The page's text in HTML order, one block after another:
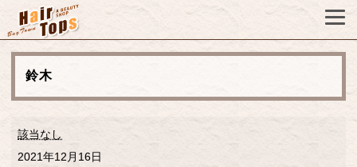
鈴木
木該当なし
2021年12月16日